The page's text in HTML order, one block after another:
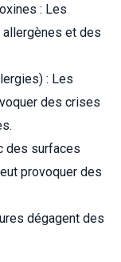
: Les
et des
: Les
des crises
des surfaces
provoquer des
dégagent des